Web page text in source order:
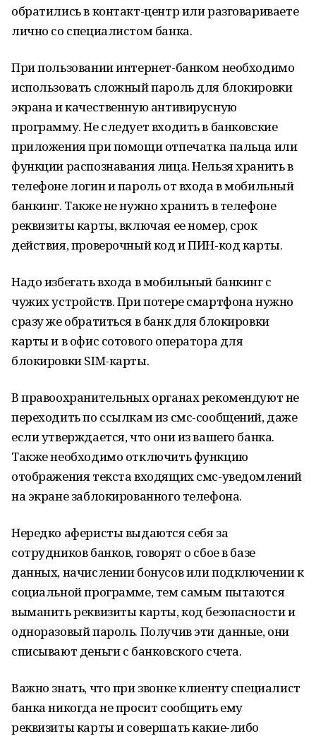
обратились в контакт-центр или разговариваете
лично со специалистом банка.
При пользовании интернет-банком необходимо
использовать сложный пароль для блокировки
экрана и качественную антивирусную
программу. Не следует входить в банковские
приложения при помощи отпечатка пальца или
функции распознавания лица. Нельзя хранить в
телефоне логин и пароль от входа в мобильный
банкинг. Также не нужно хранить в телефоне
реквизиты карты, включая ее номер, срок
действия, проверочный код и ПИН-код карты.
Надо избегать входа в мобильный банкинг с
чужих устройств. При потере смартфона нужно
сразу же обратиться в банк для блокировки
карты и в офис сотового оператора для
блокировки SIM-карты.
В правоохранительных органах рекомендуют не
переходить по ссылкам из смс-сообщений, даже
если утверждается, что они из вашего банка.
Также необходимо отключить функцию
отображения текста входящих смс-уведомлений
на экране заблокированного телефона.
Нередко аферисты выдаются себя за
сотрудников банков, говорят о сбое в базе
данных, начислении бонусов или подключении к
социальной программе, тем самым пытаются
выманить реквизиты карты, код безопасности и
одноразовый пароль. Получив эти данные, они
списывают деньги с банковского счета.
Важно знать, что при звонке клиенту специалист
банка никогда не просит сообщить ему
реквизиты карты и совершать какие-либо